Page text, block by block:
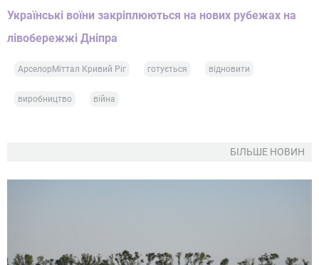
Українські воїни закріплюються на нових рубежах на
лівобережжі Дніпра
АрселорМіттал Кривий Ріг готується відновити
виробництво війна
БІЛЬШЕ НОВИН